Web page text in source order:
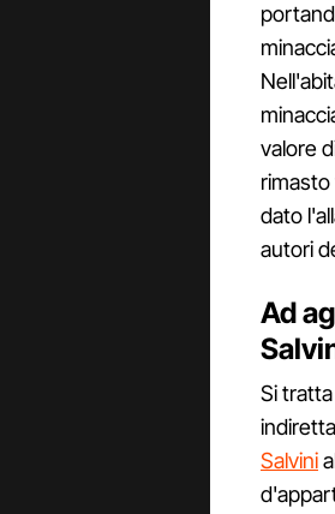
valore
rimasto
dato
autori
Ad
Si
Salvini